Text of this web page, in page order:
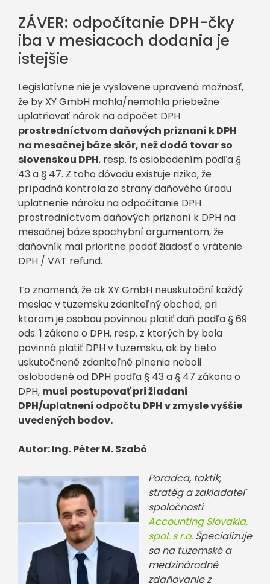
ZÁVER: odpočítanie DPH-čky
iba v mesiacoch dodania je
istejšie
Legislatívne nie je vyslovene upravená možnosť,
že by XY GmbH mohla/nemohla priebežne
uplatňovať nárok na odpočet DPH
prostredníctvom daňových priznaní k DPH
na mesačnej báze skôr, než dodá tovar so
slovenskou DPH, resp. fs oslobodením podľa §
43 a § 47. Z toho dôvodu existuje riziko, že
prípadná kontrola zo strany daňového úradu
uplatnenie nároku na odpočítanie DPH
prostredníctvom daňových priznaní k DPH na
mesačnej báze spochybní argumentom, že
daňovník mal prioritne podať žiadosť o vrátenie
DPH / VAT refund.
To znamená, že ak XY GmbH neuskutoční každý
mesiac v tuzemsku zdaniteľný obchod, pri
ktorom je osobou povinnou platiť daň podľa § 69
ods. 1 zákona o DPH, resp. z ktorých by bola
povinná platiť DPH v tuzemsku, ak by tieto
uskutočnené zdaniteľné plnenia neboli
oslobodené od DPH podľa § 43 a § 47 zákona o
DPH, musí postupovať pri žiadaní
DPH/uplatnení odpočtu DPH v zmysle vyššie
uvedených bodov.
Autor: Ing. Péter M. Szabó
Poradca, taktik,
stratég a zakladateľ
spoločnosti
Accounting Slovakia,
spol. s r.o. Špecializuje
sa na tuzemské a
medzinárodné
zdaňovanie z